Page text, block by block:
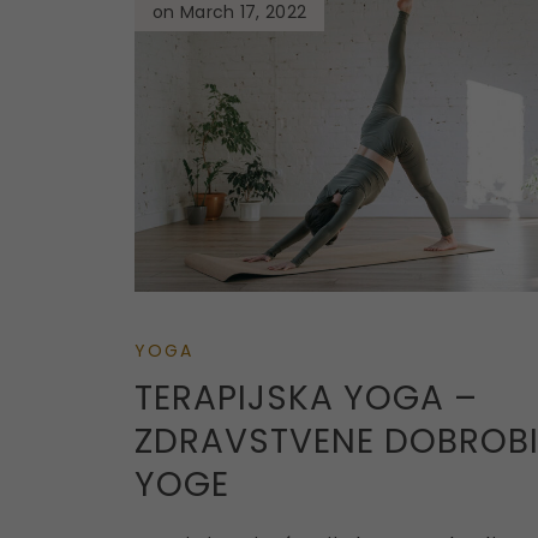
on March 17, 2022
YOGA
TERAPIJSKA YOGA –
ZDRAVSTVENE
YOGE